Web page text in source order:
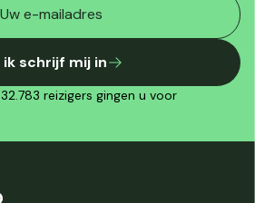
ik schrijf mij in
reizigers gingen u voor